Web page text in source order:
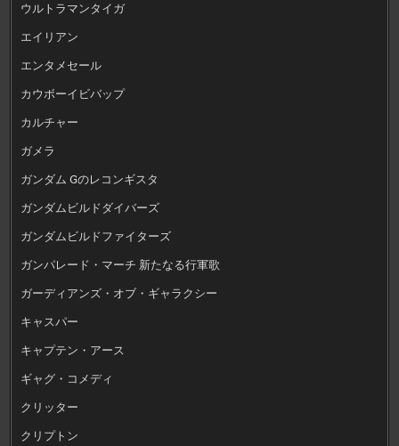
ウルトラマンタイガ
エイリアン
エンタメセール
カウボーイビバップ
カルチャー
ガメラ
ガンダム Gのレコンギスタ
ガンダムビルドダイバーズ
ガンダムビルドファイターズ
ガンパレード・マーチ 新たなる行軍歌
ガーディアンズ・オブ・ギャラクシー
キャスパー
キャプテン・アース
ギャグ・コメディ
クリッター
クリプトン